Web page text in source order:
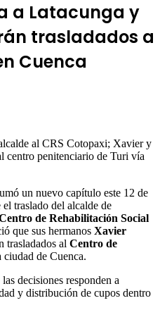
a Latacunga y
trasladados a
Cuenca
al CRS Cotopaxi; Xavier y
centro penitenciario de Turi vía
un nuevo capítulo este 12 de
traslado del alcalde de
de Rehabilitación Social
que sus hermanos Xavier
trasladados al Centro de
ciudad de Cuenca.
decisiones responden a
y distribución de cupos dentro